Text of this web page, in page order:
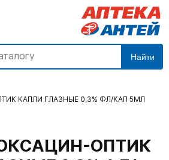
Найти
КАПЛИ ГЛАЗНЫЕ 0,3% ФЛ/КАП 5МЛ
ОПТИК